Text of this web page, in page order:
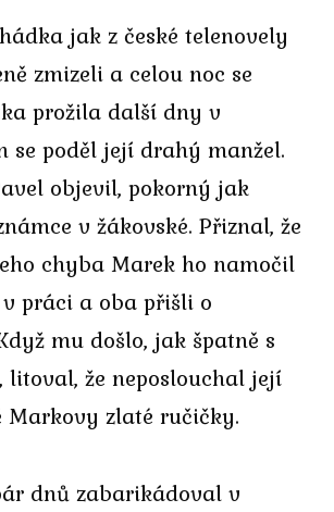
jak z české telenovely
zmizeli a celou noc se
prožila další dny v
se poděl její drahý manžel.
objevil, pokorný jak
v žákovské. Přiznal, že
chyba Marek ho namočil
práci a oba přišli o
mu došlo, jak špatně s
že neposlouchal její
Markovy zlaté ručičky.
dnů zabarikádoval v